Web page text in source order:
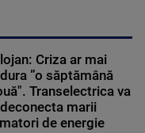
Criza ar mai
”o săptămână
Transelectrica va
marii
de energie